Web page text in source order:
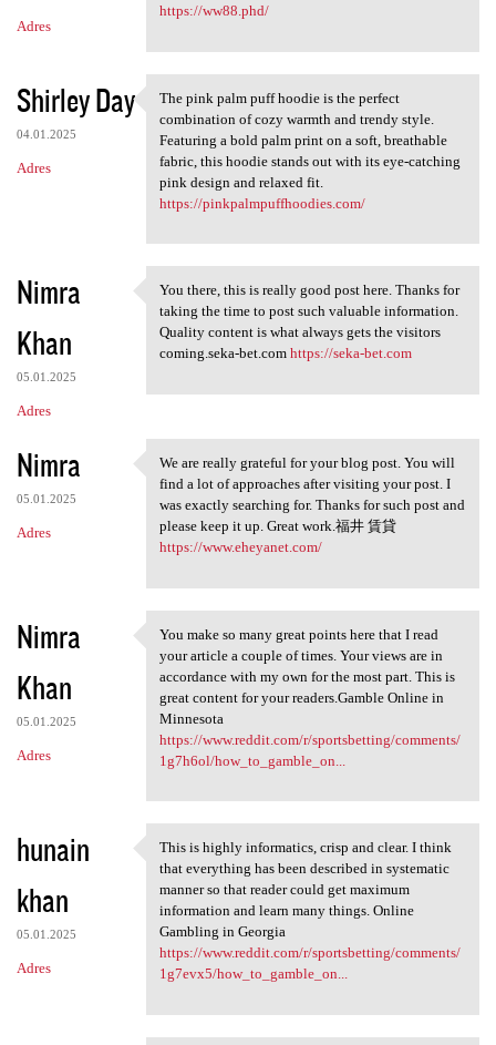
Adres
https://ww88.phd/
Shirley Day
04.01.2025
Adres
The pink palm puff hoodie is
The pink palm puff hoodie is the perfect
combination of cozy warmth and trendy style.
Featuring a bold palm print on a soft, breathable
fabric, this hoodie stands out with its eye-catching
pink design and relaxed fit.
https://pinkpalmpuffhoodies.com/
Nimra
Khan
05.01.2025
Adres
You there, this is really
You there, this is really good post here. Thanks for
taking the time to post such valuable information.
Quality content is what always gets the visitors
coming.seka-bet.com https://seka-bet.com
Nimra
05.01.2025
Adres
We are really grateful for
We are really grateful for your blog post. You will
find a lot of approaches after visiting your post. I
was exactly searching for. Thanks for such post and
please keep it up. Great work.福井 賃貸
https://www.eheyanet.com/
Nimra
Khan
05.01.2025
Adres
You make so many great points
You make so many great points here that I read
your article a couple of times. Your views are in
accordance with my own for the most part. This is
great content for your readers.Gamble Online in
Minnesota
https://www.reddit.com/r/sportsbetting/comments/
1g7h6ol/how_to_gamble_on...
hunain
khan
05.01.2025
Adres
This is highly informatics,
This is highly informatics, crisp and clear. I think
that everything has been described in systematic
manner so that reader could get maximum
information and learn many things. Online
Gambling in Georgia
https://www.reddit.com/r/sportsbetting/comments/
1g7evx5/how_to_gamble_on...